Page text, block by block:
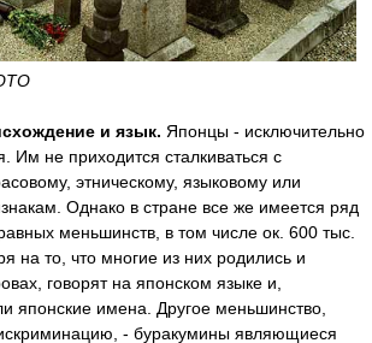
и язык. Японцы - исключительно
Им не приходится сталкиваться с
этническому, языковому или
Однако в стране все же имеется ряд
меньшинств, в том числе ок. 600 тыс.
на то, что многие из них родились и
говорят на японском языке и,
японские имена. Другое меньшинство,
- буракумины являющиеся